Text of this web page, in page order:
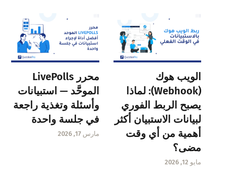
الويب هوك
(Webhook): لماذا
يصبح الربط الفوري
لبيانات الاستبيان أكثر
أهمية من أي وقت
مضى؟
مايو 12, 2026
محرر LivePolls
الموحَّد — استبيانات
وأسئلة وتغذية راجعة
في جلسة واحدة
مارس 17, 2026